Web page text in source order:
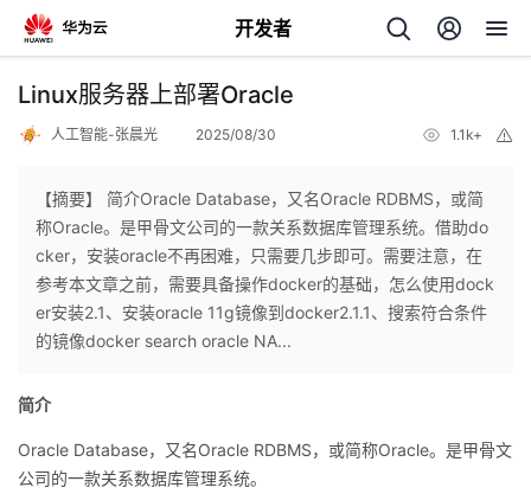
开发者
返
个
人
主
页
我
的
开
Linux服务器上部署Oracle
人工智能-张晨光 2025/08/30 1.1k+
【摘要】 简介Oracle Database，又名Oracle RDBMS，或简
称Oracle。是甲骨文公司的一款关系数据库管理系统。借助do
cker，安装oracle不再困难，只需要几步即可。需要注意，在
参考本文章之前，需要具备操作docker的基础，怎么使用dock
er安装2.1、安装oracle 11g镜像到docker2.1.1、搜索符合条件
的镜像docker search oracle NA...
简介
Oracle Database，又名Oracle RDBMS，或简称Oracle。是甲骨文
公司的一款关系数据库管理系统。